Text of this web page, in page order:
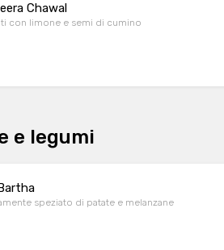
Chawal
con limone e semi di cumino
e legumi
speziato di patate e melanzane